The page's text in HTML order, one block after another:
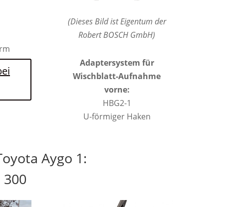
(Dieses Bild ist Eigentum der
Robert BOSCH GmbH)
Adaptersystem für
Wischblatt-Aufnahme
vorne:
HBG2-1
U-förmiger Haken
Aygo 1: